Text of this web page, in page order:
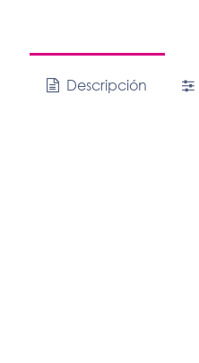
Descripción